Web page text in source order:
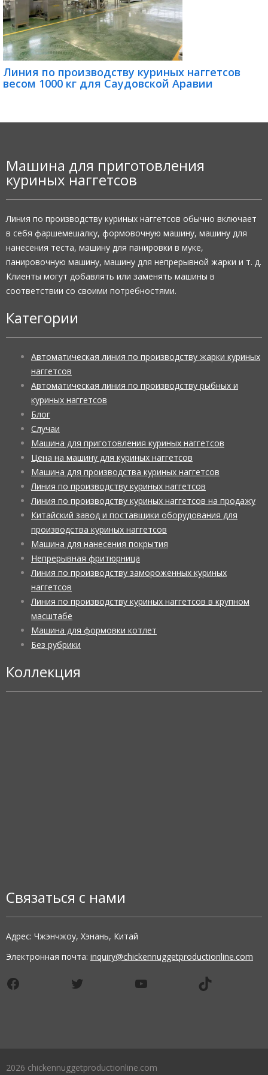
Линия по производству куриных наггетсов
весом 1000 кг для Саудовской Аравии
Машина для приготовления
куриных наггетсов
Линия по производству куриных наггетсов обычно включает
в себя фаршемешалку, формовочную машину, машину для
нанесения теста, машину для панировки в муке,
панировочную машину, машину для непрерывной жарки и т. д.
Клиенты могут добавлять или заменять машины в
соответствии со своими потребностями.
Категории
Автоматическая линия по производству жарки куриных
наггетсов
Автоматическая линия по производству рыбных и
куриных наггетсов
Блог
Случаи
Машина для приготовления куриных наггетсов
Цена на машину для куриных наггетсов
Машина для производства куриных наггетсов
Линия по производству куриных наггетсов
Линия по производству куриных наггетсов на продажу
Китайский завод и поставщики оборудования для
производства куриных наггетсов
Машина для нанесения покрытия
Непрерывная фритюрница
Линия по производству замороженных куриных
наггетсов
Линия по производству куриных наггетсов в крупном
масштабе
Машина для формовки котлет
Без рубрики
Коллекция
Связаться с нами
Адрес: Чжэнчжоу, Хэнань, Китай
Электронная почта: inquiry@chickennuggetproductionline.com
Facebook Twitter YouTube TikTok
2026 chickennuggetproductionline.com